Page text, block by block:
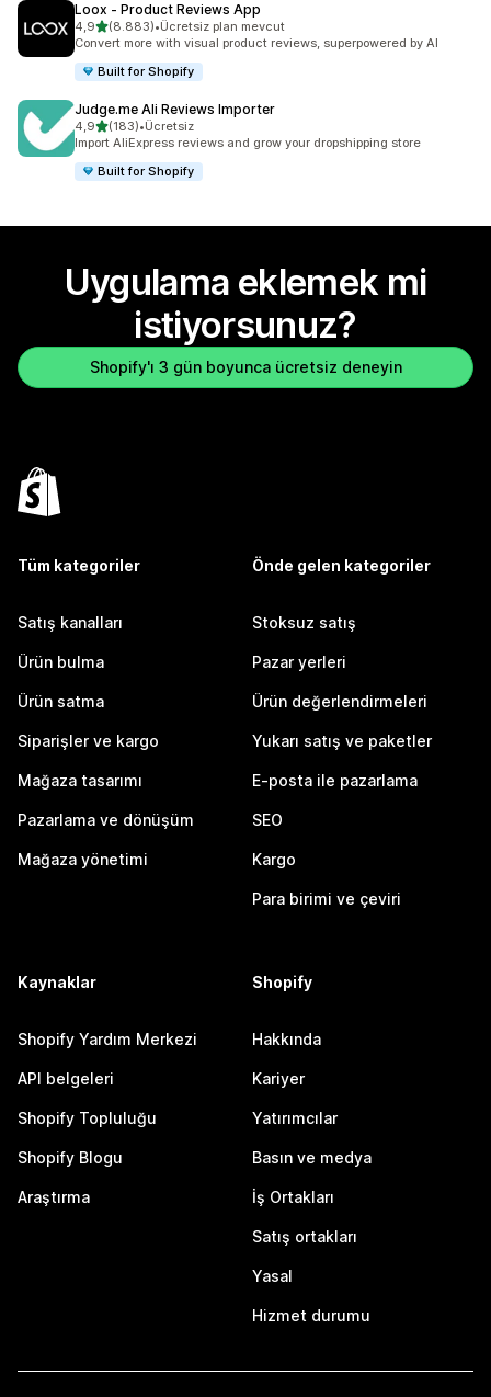
Loox ‑ Product Reviews App
4,95 yıldız üzerinden
(8.883)
toplam 8883 değerlendirme
•Ücretsiz plan mevcut
Convert more with visual product reviews, superpowered by AI
Built for Shopify
Judge.me Ali Reviews Importer
4,95 yıldız üzerinden
(183)
toplam 183 değerlendirme
•Ücretsiz
Import AliExpress reviews and grow your dropshipping store
Built for Shopify
Uygulama eklemek mi
istiyorsunuz?
Shopify'ı 3 gün boyunca ücretsiz deneyin
Tüm kategoriler
Satış kanalları
Ürün bulma
Ürün satma
Siparişler ve kargo
Mağaza tasarımı
Pazarlama ve dönüşüm
Mağaza yönetimi
Önde gelen kategoriler
Stoksuz satış
Pazar yerleri
Ürün değerlendirmeleri
Yukarı satış ve paketler
E-posta ile pazarlama
SEO
Kargo
Para birimi ve çeviri
Kaynaklar
Shopify Yardım Merkezi
API belgeleri
Shopify Topluluğu
Shopify Blogu
Araştırma
Shopify
Hakkında
Kariyer
Yatırımcılar
Basın ve medya
İş Ortakları
Satış ortakları
Yasal
Hizmet durumu